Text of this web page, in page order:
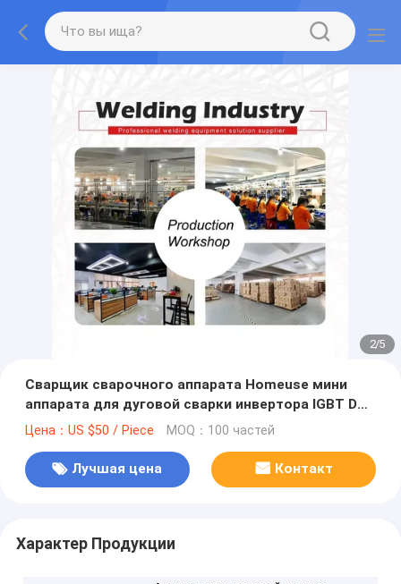
2/5
Сварщик сварочного аппарата Homeuse мини
аппарата для дуговой сварки инвертора IGBT DC
ручной высокочастотный
Цена：US $50 / Piece MOQ：100 частей
Лучшая цена Контакт
Характер Продукции